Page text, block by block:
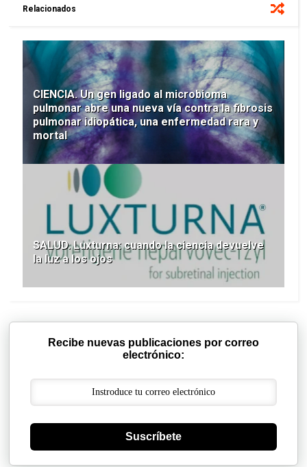
Relacionados
CIENCIA. Un gen ligado al microbioma
pulmonar abre una nueva vía contra la fibrosis
pulmonar idiopática, una enfermedad rara y
mortal
SALUD. Luxturna: cuando la ciencia devuelve
la luz a los ojos
Recibe nuevas publicaciones por correo
electrónico:
Suscríbete